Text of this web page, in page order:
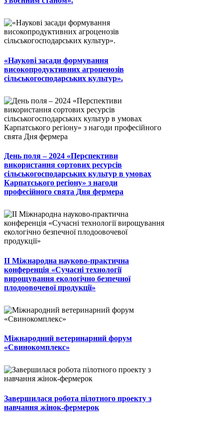
«Наукові засади формування
високопродуктивних агроценозів
сільськогосподарських культур».
День поля – 2024 «Перспективи
використання сортових ресурсів
сільськогосподарських культур в умовах
Карпатського регіону» з нагоди
професійного свята Дня фермера
II Міжнародна науково-практична
конференція «Сучасні технології
вирощування екологічно безпечної
плодоовочевої продукції»
Міжнародний ветеринарний форум
«Свинокомплекс»
Завершилася робота пілотного проекту з
навчання жінок-фермерок